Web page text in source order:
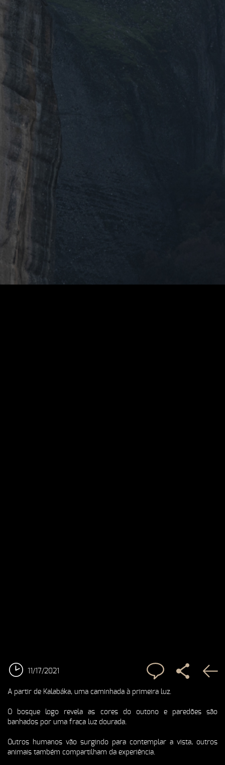
11/17/2021
A partir de Kalabáka, uma caminhada à primeira luz.
O bosque logo revela as cores do outono e paredões são
banhados por uma fraca luz dourada.
Outros humanos vão surgindo para contemplar a vista, outros
animais também compartilham da experiência.